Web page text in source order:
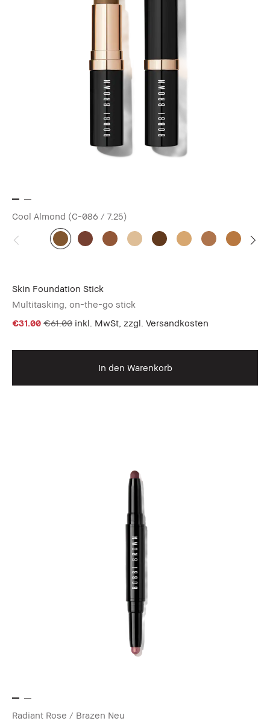
Cool Almond (C-086 / 7.25)
Skin Foundation Stick
Multitasking, on-the-go stick
€31.00 €61.00 inkl. MwSt, zzgl. Versandkosten
In den Warenkorb
Radiant Rose / Brazen Neu